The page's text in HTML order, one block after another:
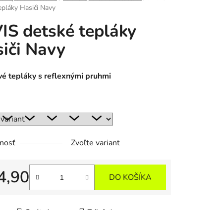
Hasiči Navy
detské tepláky
Navy
tepláky s reflexnými pruhmi
Zvoľte variant
cena:
DO KOŠÍKA